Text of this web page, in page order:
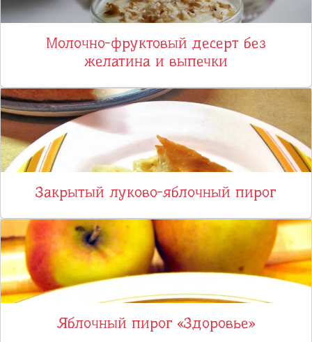
Молочно-фруктовый десерт без
желатина и выпечки
Закрытый луково-яблочный пирог
Яблочный пирог «Здоровье»